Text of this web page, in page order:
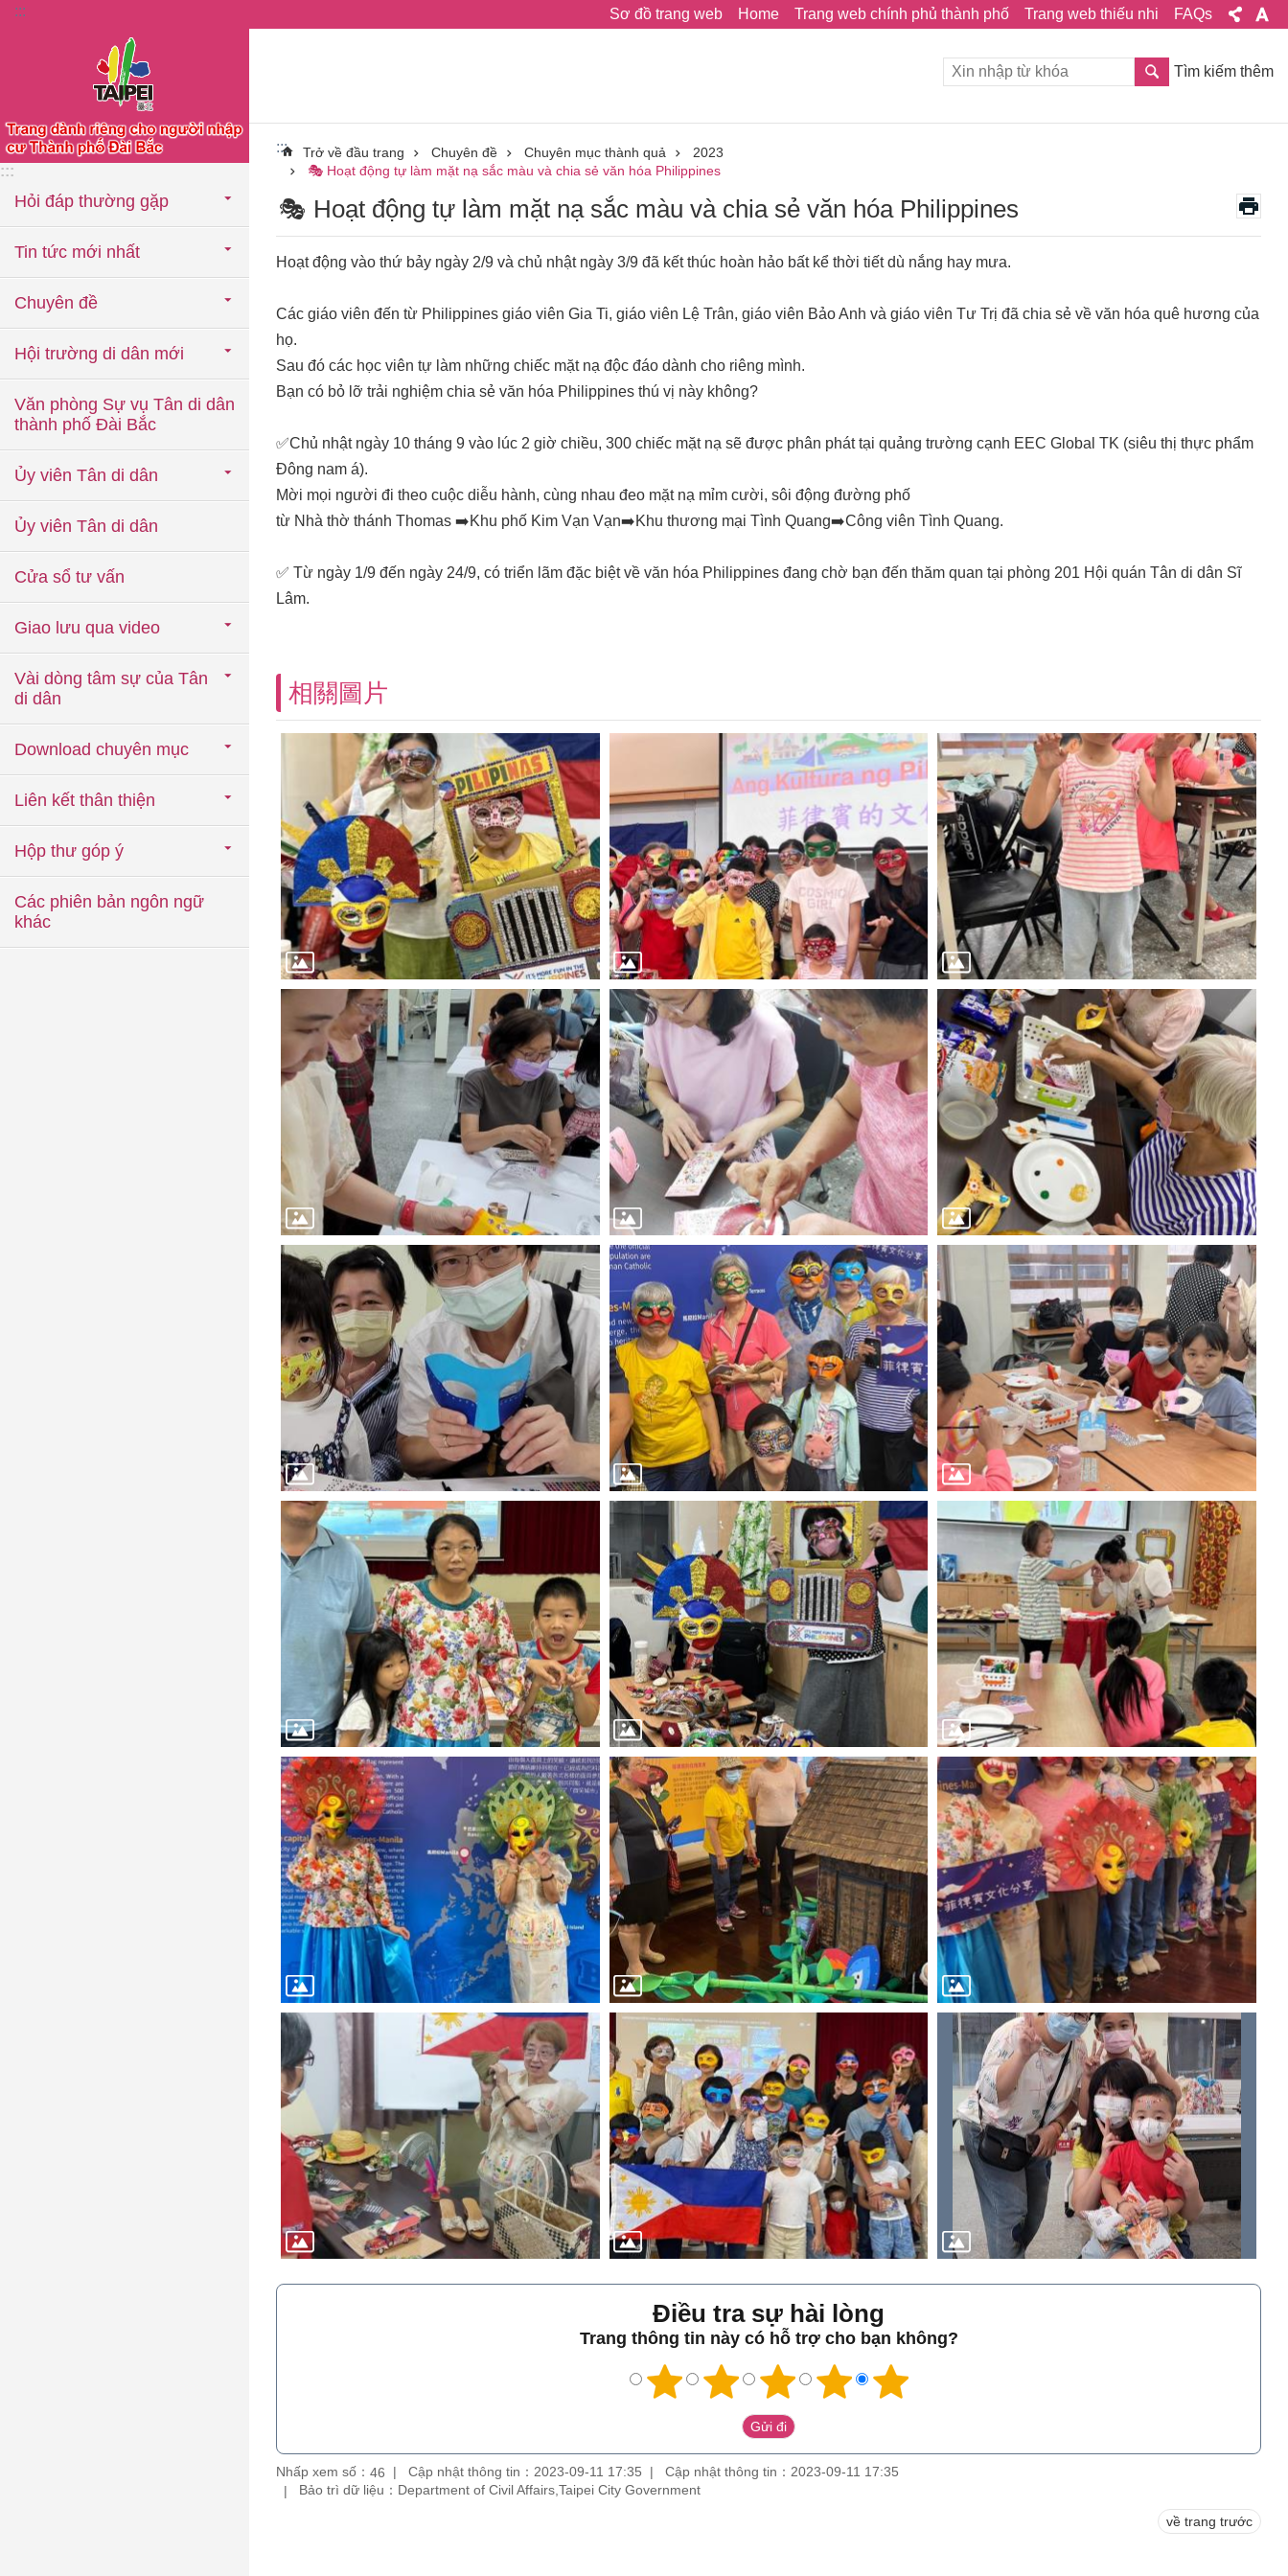
Chuyển đến khối nội dung chính
::: Sơ đồ trang web Home Trang web chính phủ thành phố Trang web thiếu nhi FAQs
:::
Hỏi đáp thường gặp
Tin tức mới nhất
Chuyên đề
Hội trường di dân mới
Văn phòng Sự vụ Tân di dân
thành phố Đài Bắc
Ủy viên Tân di dân
Ủy viên Tân di dân
Cửa sổ tư vấn
Giao lưu qua video
Vài dòng tâm sự của Tân
di dân
Download chuyên mục
Liên kết thân thiện
Hộp thư góp ý
Các phiên bản ngôn ngữ
khác
Tìm kiếm thêm
::: Trở về đầu trang Chuyên đề Chuyên mục thành quả
2023
🎭 Hoạt động tự làm mặt nạ sắc màu và chia sẻ văn hóa Philippines
🎭 Hoạt động tự làm mặt nạ sắc màu và chia sẻ văn hóa Philippines
Hoạt động vào thứ bảy ngày 2/9 và chủ nhật ngày 3/9 đã kết thúc hoàn hảo bất kể thời tiết dù nắng hay mưa.
Các giáo viên đến từ Philippines giáo viên Gia Ti, giáo viên Lệ Trân, giáo viên Bảo Anh và giáo viên Tư Trị đã chia sẻ về văn hóa quê hương của
họ.
Sau đó các học viên tự làm những chiếc mặt nạ độc đáo dành cho riêng mình.
Bạn có bỏ lỡ trải nghiệm chia sẻ văn hóa Philippines thú vị này không?
✅Chủ nhật ngày 10 tháng 9 vào lúc 2 giờ chiều, 300 chiếc mặt nạ sẽ được phân phát tại quảng trường cạnh EEC Global TK (siêu thị thực phẩm
Đông nam á).
Mời mọi người đi theo cuộc diễu hành, cùng nhau đeo mặt nạ mỉm cười, sôi động đường phố
từ Nhà thờ thánh Thomas ➡️Khu phố Kim Vạn Vạn➡️Khu thương mại Tình Quang➡️Công viên Tình Quang.
✅ Từ ngày 1/9 đến ngày 24/9, có triển lãm đặc biệt về văn hóa Philippines đang chờ bạn đến thăm quan tại phòng 201 Hội quán Tân di dân Sĩ
Lâm.
相關圖片
Điều tra sự hài lòng
Trang thông tin này có hỗ trợ cho bạn không?
Nhấp xem số： 46 Cập nhật thông tin：2023-09-11 17:35
Cập nhật thông tin：2023-09-11 17:35
Bảo trì dữ liệu：Department of Civil Affairs,Taipei City Government
về trang trước